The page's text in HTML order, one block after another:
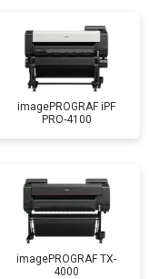
imagePROGRAF iPF
PRO-4100
imagePROGRAF TX-
4000